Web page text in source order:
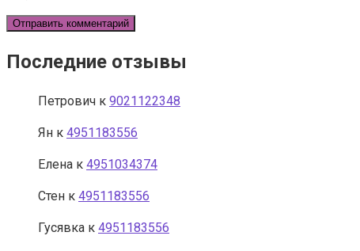
Последние отзывы
Петрович к 9021122348
Ян к 4951183556
Елена к 4951034374
Стен к 4951183556
Гусявка к 4951183556